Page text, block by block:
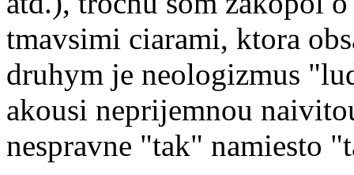
tmavsimi ciarami, ktora
druhym je neologizmus
akousi neprijemnou
nespravne "tak" namiesto